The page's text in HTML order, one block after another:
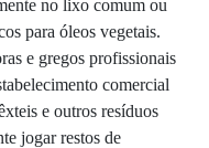
no lixo comum ou
para óleos vegetais.
e gregos profissionais
comercial
e outros resíduos
jogar restos de